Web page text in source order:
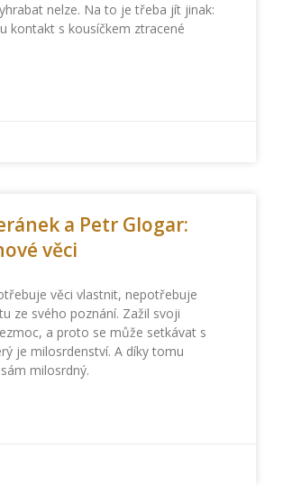
nelze. Na to je třeba jít jinak:
kontakt s kousíčkem ztracené
a Petr Glogar:
věci
věci vlastnit, nepotřebuje
ze svého poznání. Zažil svoji
a proto se může setkávat s
je milosrdenství. A díky tomu
milosrdný.